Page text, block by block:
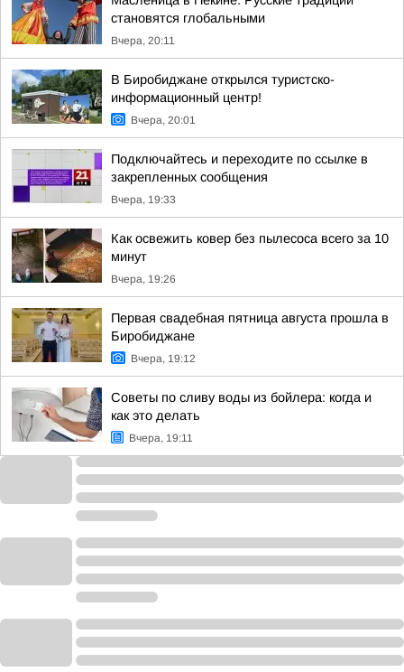
становятся глобальными
Вчера, 20:11
В Биробиджане открылся туристско-
информационный центр!
Вчера, 20:01
Подключайтесь и переходите по ссылке в
закрепленных сообщения
Вчера, 19:33
Как освежить ковер без пылесоса всего за 10
минут
Вчера, 19:26
Первая свадебная пятница августа прошла в
Биробиджане
Вчера, 19:12
Советы по сливу воды из бойлера: когда и
как это делать
Вчера, 19:11